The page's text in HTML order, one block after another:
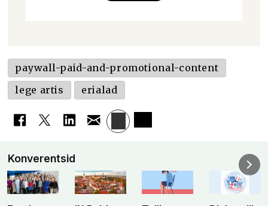
paywall-paid-and-promotional-content
lege artis
erialad
Konverentsid